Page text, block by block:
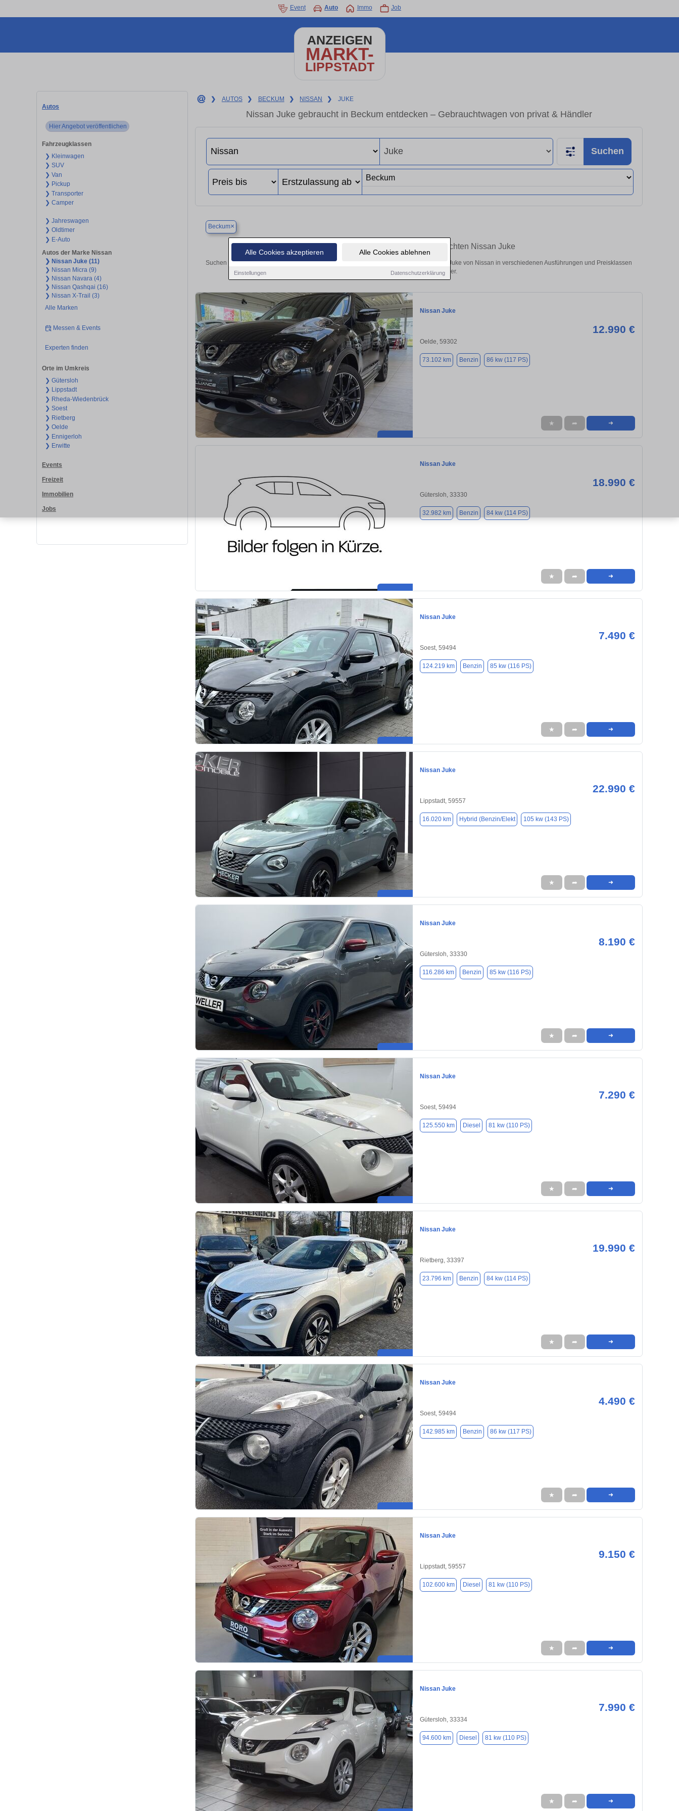
Alle Cookies akzeptieren Alle Cookies ablehnen
Einstellungen Datenschutzerklärung
Event Auto Immo Job
ANZEIGEN
MARKT-
LIPPSTADT
Autos
Hier Angebot veröffentlichen
Fahrzeugklassen
❯ Kleinwagen
❯ SUV
❯ Van
❯ Pickup
❯ Transporter
❯ Camper
❯ Jahreswagen
❯ Oldtimer
❯ E-Auto
Autos der Marke Nissan
❯ Nissan Juke (11)
❯ Nissan Micra (9)
❯ Nissan Navara (4)
❯ Nissan Qashqai (16)
❯ Nissan X-Trail (3)
Alle Marken
Messen & Events
Experten finden
Orte im Umkreis
❯ Gütersloh
❯ Lippstadt
❯ Rheda-Wiedenbrück
❯ Soest
❯ Rietberg
❯ Oelde
❯ Ennigerloh
❯ Erwitte
Events
Freizeit
Immobilien
Jobs
❯ AUTOS ❯ BECKUM ❯ NISSAN ❯ JUKE
Nissan Juke gebraucht in Beckum entdecken – Gebrauchtwagen von privat & Händler
Suchen
Beckum×
Finden Sie in Beckum Ihren gebrauchten Nissan Juke
Suchen Sie in Beckum einen Nissan Juke Gebrauchtwagen? Entdecken Sie gebrauchte Juke von Nissan in verschiedenen Ausführungen und Preisklassen
von privat und vom Händler.
Nissan Juke
12.990 €
Oelde, 59302
73.102 km Benzin 86 kw (117 PS)
★ ➦ ➜
Nissan Juke
18.990 €
Gütersloh, 33330
32.982 km Benzin 84 kw (114 PS)
★ ➦ ➜
Nissan Juke
7.490 €
Soest, 59494
124.219 km Benzin 85 kw (116 PS)
★ ➦ ➜
Nissan Juke
22.990 €
Lippstadt, 59557
16.020 km Hybrid (Benzin/Elekt 105 kw (143 PS)
★ ➦ ➜
Nissan Juke
8.190 €
Gütersloh, 33330
116.286 km Benzin 85 kw (116 PS)
★ ➦ ➜
Nissan Juke
7.290 €
Soest, 59494
125.550 km Diesel 81 kw (110 PS)
★ ➦ ➜
Nissan Juke
19.990 €
Rietberg, 33397
23.796 km Benzin 84 kw (114 PS)
★ ➦ ➜
Nissan Juke
4.490 €
Soest, 59494
142.985 km Benzin 86 kw (117 PS)
★ ➦ ➜
Nissan Juke
9.150 €
Lippstadt, 59557
102.600 km Diesel 81 kw (110 PS)
★ ➦ ➜
Nissan Juke
7.990 €
Gütersloh, 33334
94.600 km Diesel 81 kw (110 PS)
★ ➦ ➜